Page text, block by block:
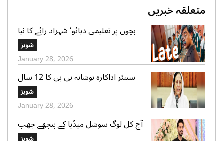
متعلقہ خبریں
بچوں پر تعلیمی دبائو‘ شہزاد رائے کا نیا
گانا سوشل میڈیا پر وائرل
شوبز
January 28, 2026
سینئر اداکارہ نوشابہ بی بی کا 12 سال
کی عمر میں شادی ہونے کا اعتراف
شوبز
January 28, 2026
آج کل لوگ سوشل میڈیا کے پیچھے چھپ
کر ایک دوسرے پر کیچڑ اچھالتے ہیں‘ علی